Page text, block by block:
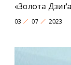
«Золота
03 07 2023